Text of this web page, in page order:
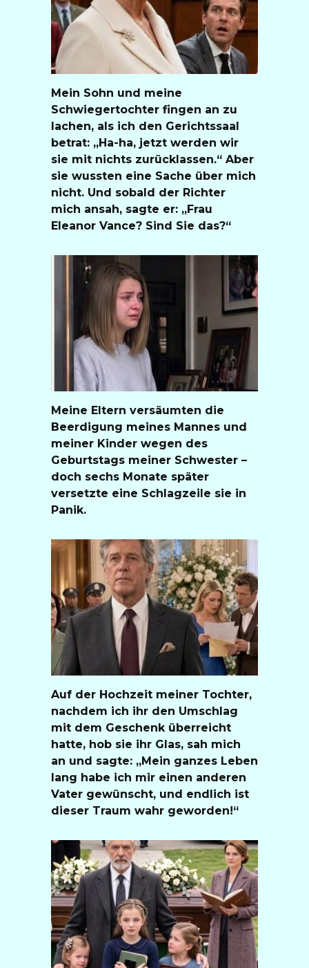
Mein Sohn und meine
Schwiegertochter fingen an zu
lachen, als ich den Gerichtssaal
betrat: „Ha-ha, jetzt werden wir
sie mit nichts zurücklassen.“ Aber
sie wussten eine Sache über mich
nicht. Und sobald der Richter
mich ansah, sagte er: „Frau
Eleanor Vance? Sind Sie das?“
Meine Eltern versäumten die
Beerdigung meines Mannes und
meiner Kinder wegen des
Geburtstags meiner Schwester –
doch sechs Monate später
versetzte eine Schlagzeile sie in
Panik.
Auf der Hochzeit meiner Tochter,
nachdem ich ihr den Umschlag
mit dem Geschenk überreicht
hatte, hob sie ihr Glas, sah mich
an und sagte: „Mein ganzes Leben
lang habe ich mir einen anderen
Vater gewünscht, und endlich ist
dieser Traum wahr geworden!“